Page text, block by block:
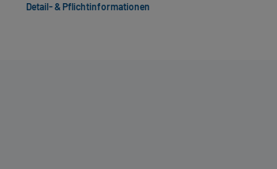
Detail- & Pflichtinformationen